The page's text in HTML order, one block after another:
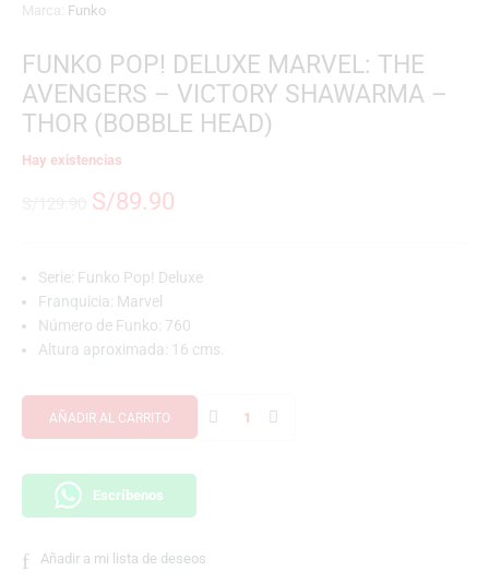
Marca: Funko
FUNKO POP! DELUXE MARVEL: THE
AVENGERS – VICTORY SHAWARMA –
THOR (BOBBLE HEAD)
Hay existencias
S/89.90
Serie: Funko Pop! Deluxe
Franquicia: Marvel
Número de Funko: 760
Altura aproximada: 16 cms.
AÑADIR AL CARRITO
Escríbenos
Añadir a mi lista de deseos